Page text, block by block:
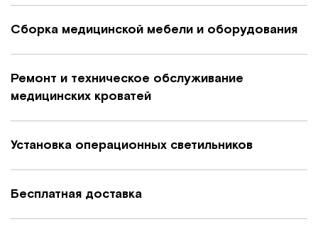
Сборка медицинской мебели и оборудования
Ремонт и техническое обслуживание
медицинских кроватей
Установка операционных светильников
Бесплатная доставка